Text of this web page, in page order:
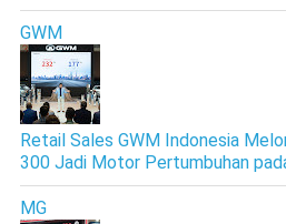
GWM
Retail Sales GWM Indonesia
300 Jadi Motor Pertumbuhan
MG